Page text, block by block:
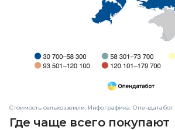
Стоимость сельхозземли, Инфографика: Опендатабот
Где чаще всего покупают